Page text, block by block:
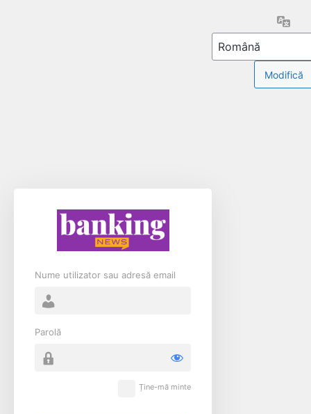
Nume utilizator sau adresă email
Parolă
Ține-mă minte